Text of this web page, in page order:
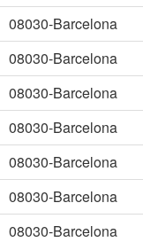
08030-Barcelona
08030-Barcelona
08030-Barcelona
08030-Barcelona
08030-Barcelona
08030-Barcelona
08030-Barcelona